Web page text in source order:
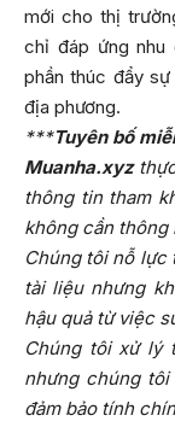
mới cho thị
chỉ đáp ứng nhu
phần thúc đẩy
địa phương.
***Tuyên bố
Muanha.xyz
thông tin tham
không cần thông
Chúng tôi nỗ lực
tài liệu nhưng
hậu quả từ việc
Chúng tôi xử lý
nhưng chúng
đảm bảo tính